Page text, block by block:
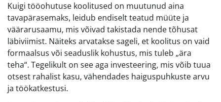
Kuigi tööohutuse koolitused on muutunud aina
tavapärasemaks, leidub endiselt teatud müüte ja
väärarusaamu, mis võivad takistada nende tõhusat
läbiviimist. Näiteks arvatakse sageli, et koolitus on vaid
formaalsus või seaduslik kohustus, mis tuleb „ära
teha“. Tegelikult on see aga investeering, mis võib tuua
otsest rahalist kasu, vähendades haiguspuhkuste arvu
ja töökatkestusi.